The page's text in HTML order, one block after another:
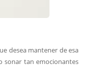
desea mantener de esa
sonar tan emocionantes